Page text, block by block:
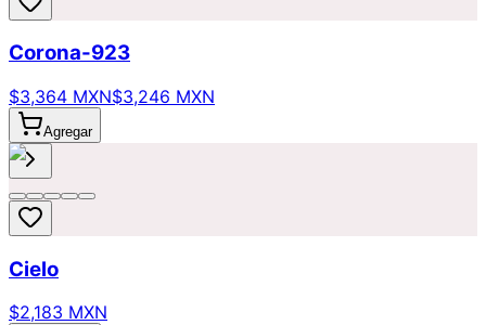
Corona-923
$3,364 MXN$3,246 MXN
Agregar
Cielo
$2,183 MXN